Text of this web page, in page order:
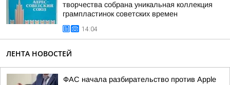
творчества собрана уникальная коллекция
грампластинок советских времен
14:04
ЛЕНТА НОВОСТЕЙ
ФАС начала разбирательство против Apple